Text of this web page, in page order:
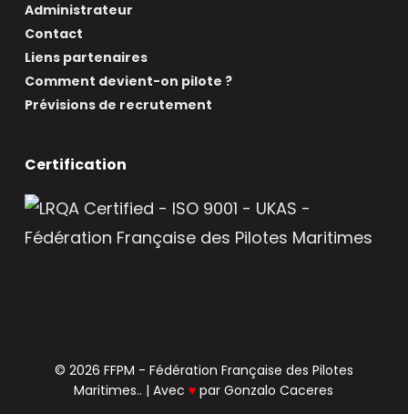
Administrateur
Contact
Liens partenaires
Comment devient-on pilote ?
Prévisions de recrutement
Certification
© 2026 FFPM - Fédération Française des Pilotes
Maritimes.. | Avec♥ parGonzalo Caceres